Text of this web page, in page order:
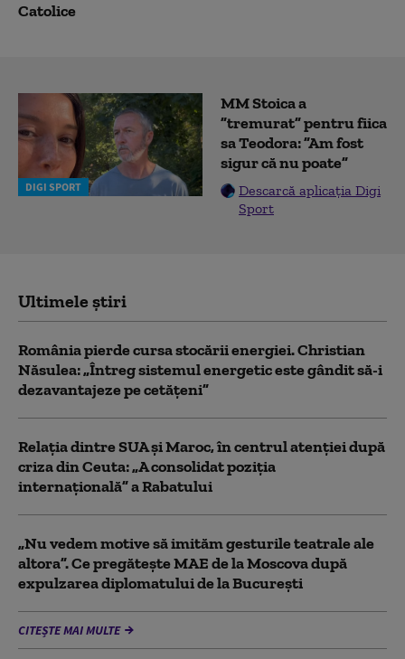
Catolice
DIGI SPORT
MM Stoica a
”tremurat” pentru fiica
sa Teodora: ”Am fost
sigur că nu poate”
Descarcă aplicația Digi
Sport
Ultimele știri
România pierde cursa stocării energiei. Christian
Năsulea: „Întreg sistemul energetic este gândit să-i
dezavantajeze pe cetățeni”
Relația dintre SUA și Maroc, în centrul atenției după
criza din Ceuta: „A consolidat poziția
internațională” a Rabatului
„Nu vedem motive să imităm gesturile teatrale ale
altora”. Ce pregătește MAE de la Moscova după
expulzarea diplomatului de la București
CITEȘTE MAI MULTE